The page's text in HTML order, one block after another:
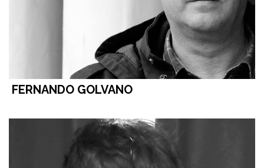
FERNANDO GOLVANO